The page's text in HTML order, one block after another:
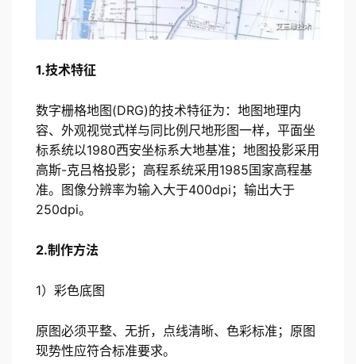
1.技术特征
数字栅格地图(DRG)的技术特征为：地图地理内
容、外观视觉式样与同比例尺地形图一样，平面坐
标系统以1980西安坐标系大地基准；地图投影采用
高斯-克吕格投影；高程系统采用1985国家高程基
准。图像分辨率为输入大于400dpi；输出大于
250dpi。
2.制作方法
1）彩色底图
原图必须平整、无折，点线清晰、色彩标准；原图
现势性应符合标准要求。